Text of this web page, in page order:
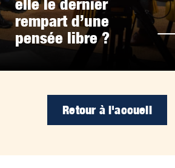
elle le dernier
rempart d’une
pensée libre ?
Retour à l'accueil